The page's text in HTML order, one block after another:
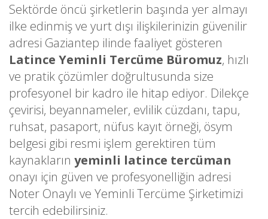
Sektörde öncü şirketlerin başında yer almayı
ilke edinmiş ve yurt dışı ilişkilerinizin güvenilir
adresi Gaziantep ilinde faaliyet gösteren
Latince Yeminli Tercüme Büromuz, hızlı
ve pratik çözümler doğrultusunda size
profesyonel bir kadro ile hitap ediyor. Dilekçe
çevirisi, beyannameler, evlilik cüzdanı, tapu,
ruhsat, pasaport, nüfus kayıt örneği, ösym
belgesi gibi resmi işlem gerektiren tüm
kaynakların yeminli latince tercüman
onayı için güven ve profesyonelliğin adresi
Noter Onaylı ve Yeminli Tercüme Şirketimizi
tercih edebilirsiniz.